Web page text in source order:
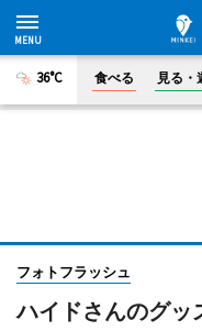
36°C 食べる 見る・
フォトフラッシュ
ハイドさんのグッ